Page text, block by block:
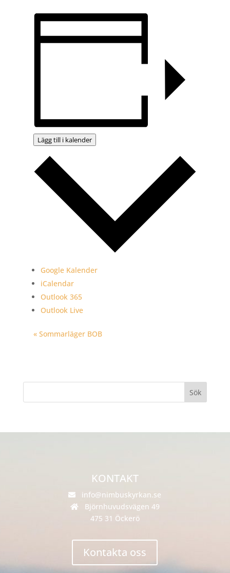
Lägg till i kalender
Google Kalender
iCalendar
Outlook 365
Outlook Live
Evenemang-
«Sommarläger BOB
KONTAKT
info@nimbuskyrkan.se
Björnhuvudsvägen 49
475 31 Öckerö
Kontakta oss